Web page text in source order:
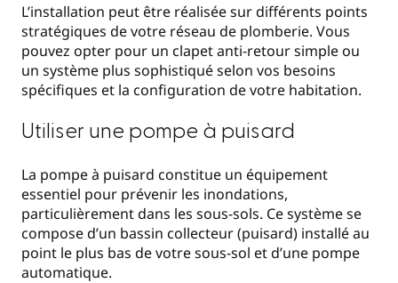
L’installation peut être réalisée sur différents points
stratégiques de votre réseau de plomberie. Vous
pouvez opter pour un clapet anti-retour simple ou
un système plus sophistiqué selon vos besoins
spécifiques et la configuration de votre habitation.
Utiliser une pompe à puisard
La pompe à puisard constitue un équipement
essentiel pour prévenir les inondations,
particulièrement dans les sous-sols. Ce système se
compose d’un bassin collecteur (puisard) installé au
point le plus bas de votre sous-sol et d’une pompe
automatique.